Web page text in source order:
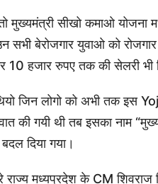
मुख्यमंत्री सीखो कमाओ योजना
सभी बेरोजगार युवाओ को
10 हजार रुपए तक की सेलरी भी
जिन लोगो को अभी तक इस
की गयी थी तब इसका नाम
दिया गया।
राज्य मध्यप्रदेश के CM